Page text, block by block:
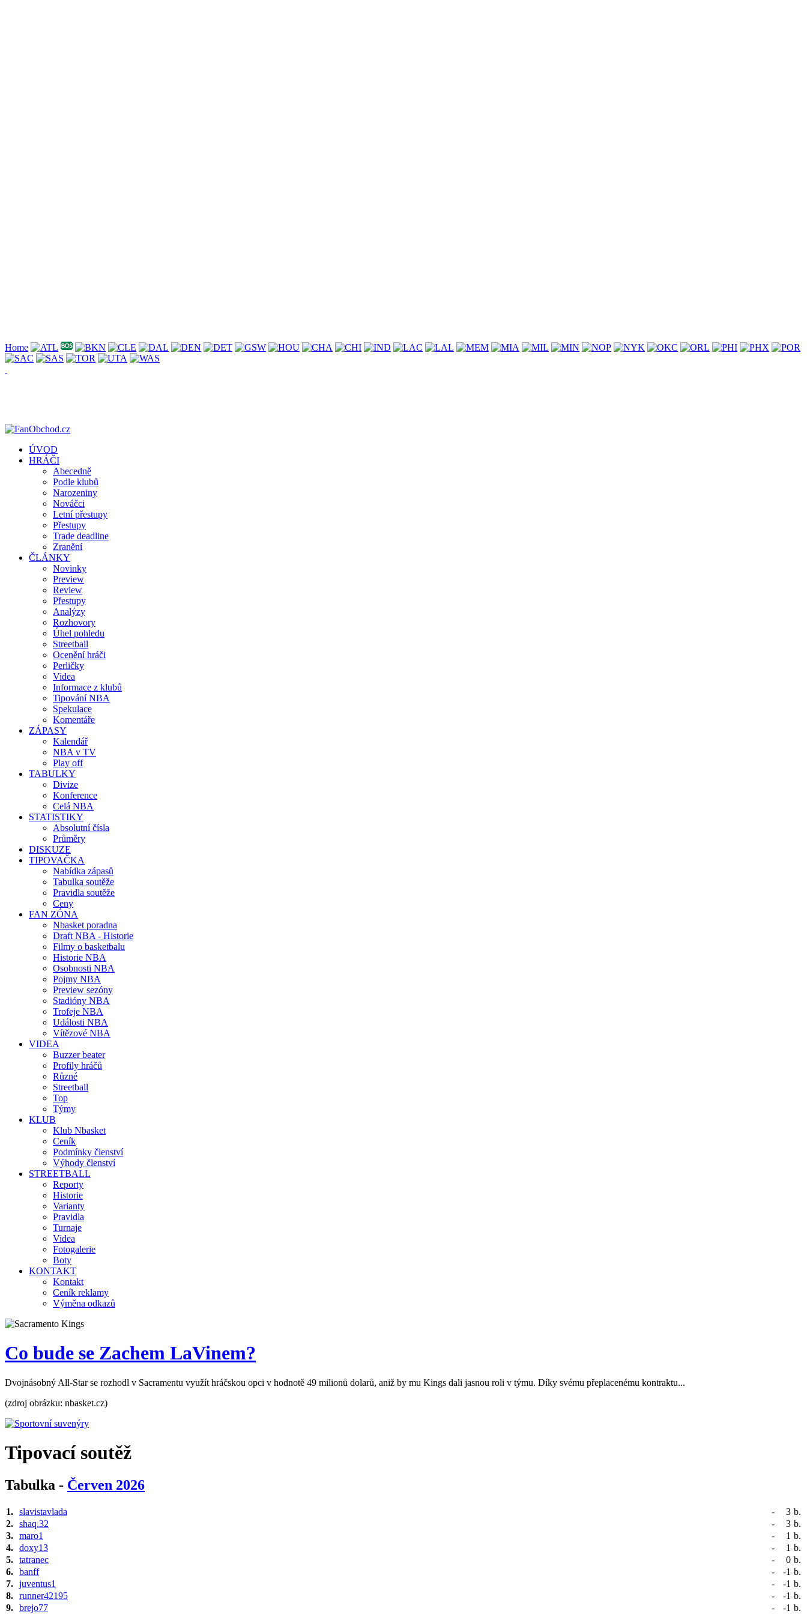
Home
ÚVOD
HRÁČI
Abecedně
Podle klubů
Narozeniny
Nováčci
Letní přestupy
Přestupy
Trade deadline
Zranění
ČLÁNKY
Novinky
Preview
Review
Přestupy
Analýzy
Rozhovory
Úhel pohledu
Streetball
Ocenění hráči
Perličky
Videa
Informace z klubů
Tipování NBA
Spekulace
Komentáře
ZÁPASY
Kalendář
NBA v TV
Play off
TABULKY
Divize
Konference
Celá NBA
STATISTIKY
Absolutní čísla
Průměry
DISKUZE
TIPOVAČKA
Nabídka zápasů
Tabulka soutěže
Pravidla soutěže
Ceny
FAN ZÓNA
Nbasket poradna
Draft NBA - Historie
Filmy o basketbalu
Historie NBA
Osobnosti NBA
Pojmy NBA
Preview sezóny
Stadióny NBA
Trofeje NBA
Události NBA
Vítězové NBA
VIDEA
Buzzer beater
Profily hráčů
Různé
Streetball
Top
Týmy
KLUB
Klub Nbasket
Ceník
Podmínky členství
Výhody členství
STREETBALL
Reporty
Historie
Varianty
Pravidla
Turnaje
Videa
Fotogalerie
Boty
KONTAKT
Kontakt
Ceník reklamy
Výměna odkazů
Co bude se Zachem LaVinem?
Dvojnásobný All-Star se rozhodl v Sacramentu využít hráčskou opci v hodnotě 49 milionů dolarů, aniž by mu Kings dali jasnou roli v týmu. Díky svému přeplacenému kontraktu...
(zdroj obrázku: nbasket.cz)
Tipovací soutěž
Tabulka - Červen 2026
1. slavistavlada - 3 b.
2. shaq.32 - 3 b.
3. maro1 - 1 b.
4. doxy13 - 1 b.
5. tatranec - 0 b.
6. banff - -1 b.
7. juventus1 - -1 b.
8. runner42195 - -1 b.
9. brejo77 - -1 b.